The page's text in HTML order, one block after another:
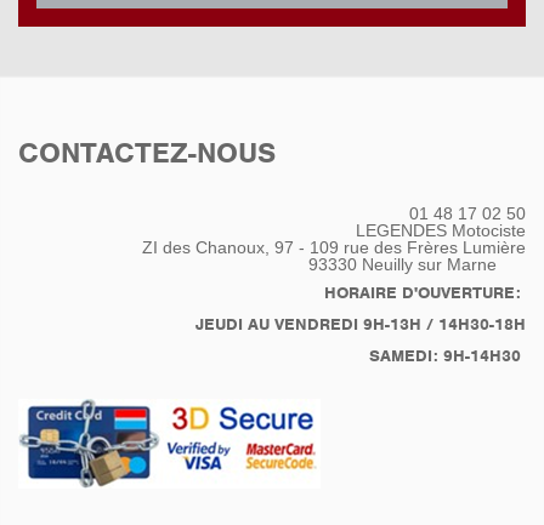
CONTACTEZ-NOUS
01 48 17 02 50
LEGENDES Motociste
ZI des Chanoux, 97 - 109 rue des Frères Lumière
93330 Neuilly sur Marne
HORAIRE D'OUVERTURE:
JEUDI AU VENDREDI 9H-13H / 14H30-18H
SAMEDI: 9H-14H30